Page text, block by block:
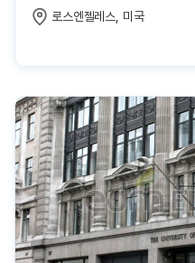
로스엔젤레스, 미국